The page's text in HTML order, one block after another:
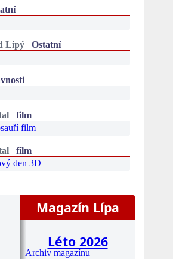
Lipý
Ostatní
film
film
film
den 3D
Magazín Lípa
Léto 2026
Archiv magazínu